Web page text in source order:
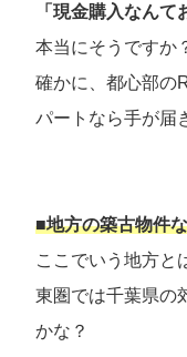
「現金購入なんて
本当にそうですか
確かに、都心部の
パートなら手が届
■地方の築古物件
ここでいう地方と
東圏では千葉県の
かな？